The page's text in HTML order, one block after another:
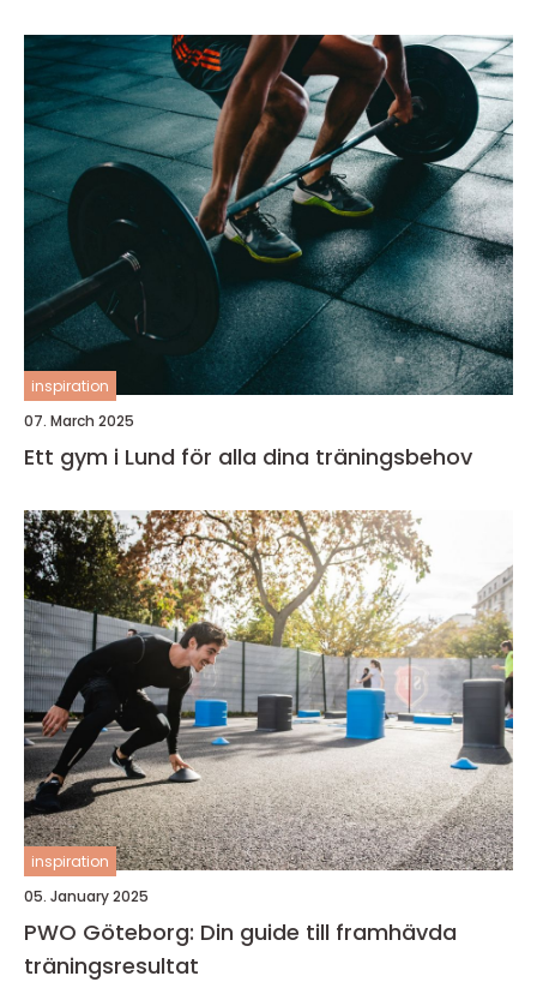
inspiration
07. March 2025
Ett gym i Lund för alla dina träningsbehov
inspiration
05. January 2025
PWO Göteborg: Din guide till framhävda
träningsresultat